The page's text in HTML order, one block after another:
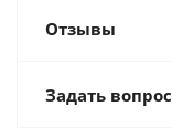
Отзывы
Задать вопрос